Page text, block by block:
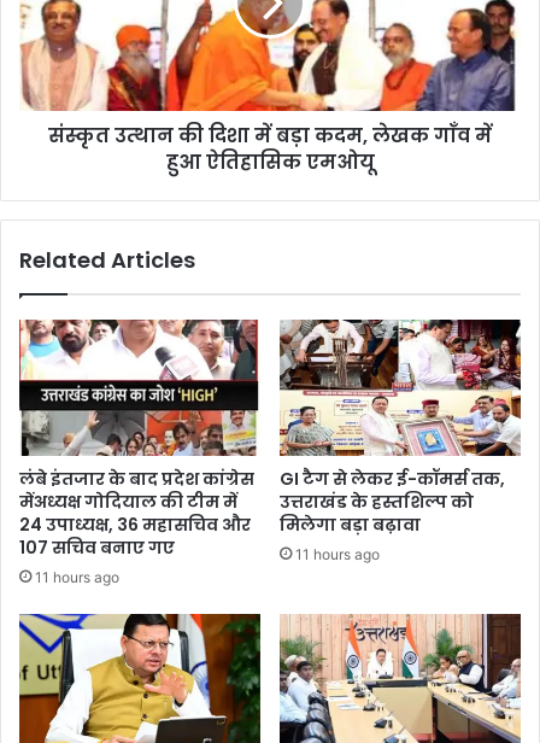
संस्कृत उत्थान की दिशा में बड़ा कदम, लेखक गाँव में
हुआ ऐतिहासिक एमओयू
Related Articles
लंबे इंतजार के बाद प्रदेश कांग्रेस
मेंअध्यक्ष गोदियाल की टीम में
24 उपाध्यक्ष, 36 महासचिव और
107 सचिव बनाए गए
11 hours ago
GI टैग से लेकर ई-कॉमर्स तक,
उत्तराखंड के हस्तशिल्प को
मिलेगा बड़ा बढ़ावा
11 hours ago